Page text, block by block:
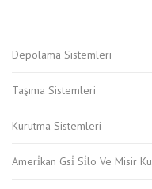
Depolama Sistemleri
Taşıma Sistemleri
Kurutma Sistemleri
Ameri̇kan Gsi̇ Si̇lo Ve Misir